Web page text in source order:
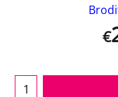
€